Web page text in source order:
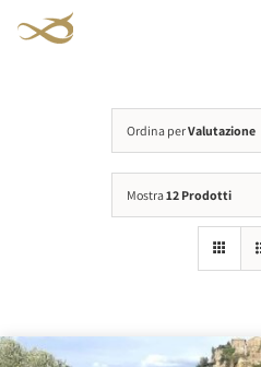
Ordina perValutazione
Mostra12 Prodotti